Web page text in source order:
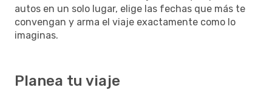
autos en un solo lugar, elige las fechas que más te
convengan y arma el viaje exactamente como lo
imaginas.
Planea tu viaje